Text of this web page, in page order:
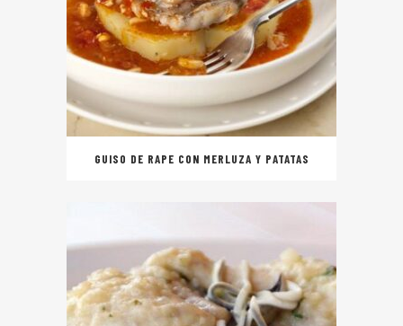
GUISO DE RAPE CON MERLUZA Y PATATAS